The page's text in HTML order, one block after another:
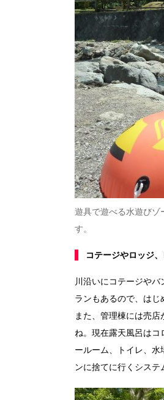
遊具で遊べる水遊びゾ
す。
コテージやロッジ
川沿いにコテージや
ランもあるので、はじ
また、管理棟には売
ね。現在露天風呂は
ールーム、トイレ、
ンに捨てに行くシステ